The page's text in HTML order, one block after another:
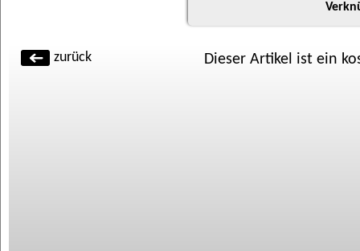
zurück Dieser Artikel ist ein